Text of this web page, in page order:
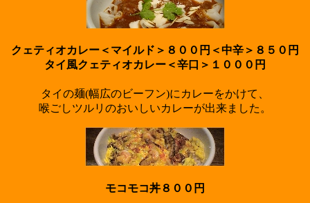
クェティオカレー＜マイルド＞８００円＜中辛＞８５０円
タイ風クェティオカレー＜辛口＞１０００円
タイの麺(幅広のビーフン)にカレーをかけて、
喉ごしツルリのおいしいカレーが出来ました。
モコモコ丼８００円